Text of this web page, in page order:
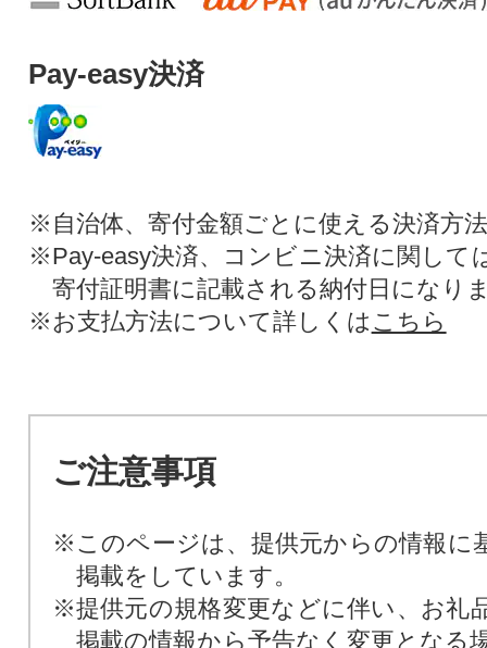
Pay-easy決済
※自治体、寄付金額ごとに使える決済方
※Pay-easy決済、コンビニ決済に関して
寄付証明書に記載される納付日になり
※お支払方法について詳しくは こちら
ご注意事項
※このページは、提供元からの情報に
掲載をしています。
※提供元の規格変更などに伴い、お礼
掲載の情報から予告なく変更となる